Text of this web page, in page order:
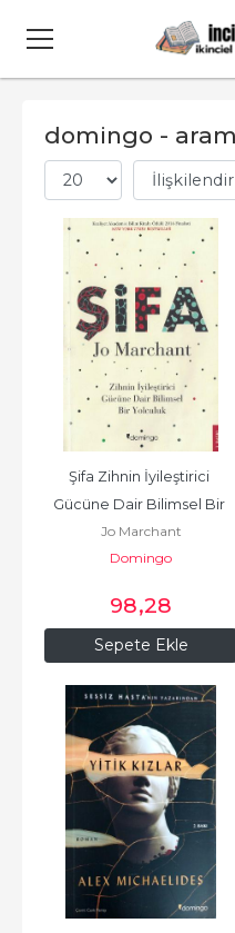
domingo -
Sepete Ekle
Şifa Zihnin İyileştirici
Gücüne Dair Bilimsel Bir
Yolculuk
Jo Marchant
Domingo
98,28